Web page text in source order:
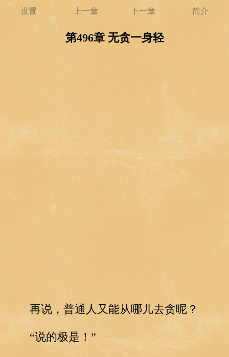
设置 上一章 下一章 简介
第496章 无贪一身轻
再说，普通人又能从哪儿去贪呢？
“说的极是！”